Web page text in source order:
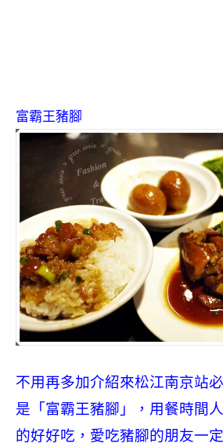
富霸王豬腳
不用再多加介紹來松江南京站
是「富霸王豬腳」，用餐時間
的好好吃，愛吃豬腳的朋友一